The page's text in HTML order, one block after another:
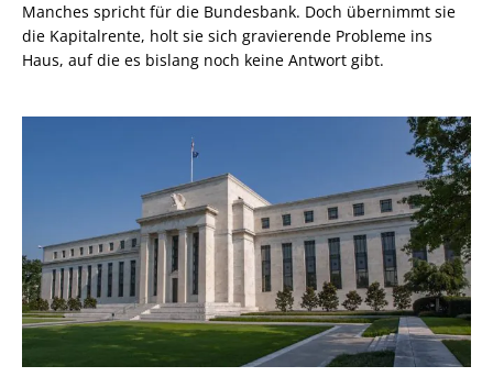
Manches spricht für die Bundesbank. Doch übernimmt sie
die Kapitalrente, holt sie sich gravierende Probleme ins
Haus, auf die es bislang noch keine Antwort gibt.